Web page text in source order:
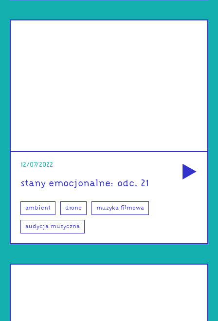
12/07/2022
stany emocjonalne: odc. 21
ambient drone muzyka filmowa
audycja muzyczna